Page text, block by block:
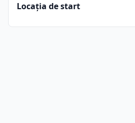
Locația de start